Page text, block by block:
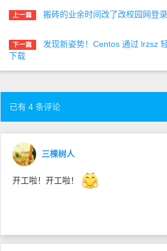
上一篇 搬砖的业余时间改了改校园网登
下一篇
发现新姿势！Centos 通过 lrzsz
下载
已有 4 条评论
三棵树人
开工啦！开工啦！